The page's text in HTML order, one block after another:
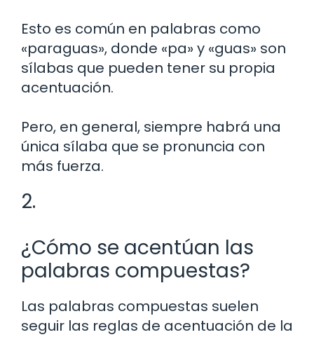
Esto es común en palabras como
«paraguas», donde «pa» y «guas» son
sílabas que pueden tener su propia
acentuación.
Pero, en general, siempre habrá una
única sílaba que se pronuncia con
más fuerza.
2.
¿Cómo se acentúan las
palabras compuestas?
Las palabras compuestas suelen
seguir las reglas de acentuación de la